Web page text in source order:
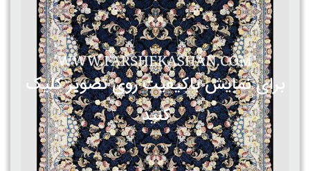
برای نمایش باکیفیت روی تصویر کلیک
کنید